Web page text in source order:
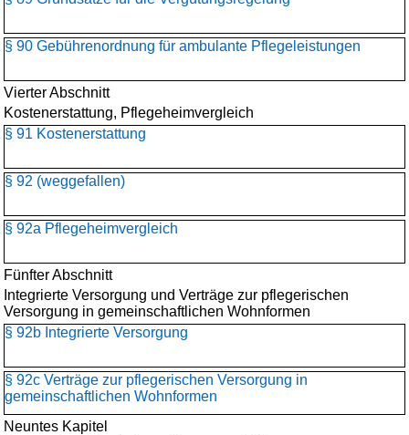
§ 90 Gebührenordnung für ambulante Pflegeleistungen
Vierter Abschnitt
Kostenerstattung, Pflegeheimvergleich
§ 91 Kostenerstattung
§ 92 (weggefallen)
§ 92a Pflegeheimvergleich
Fünfter Abschnitt
Integrierte Versorgung und Verträge zur pflegerischen
Versorgung in gemeinschaftlichen Wohnformen
§ 92b Integrierte Versorgung
§ 92c Verträge zur pflegerischen Versorgung in
gemeinschaftlichen Wohnformen
Neuntes Kapitel